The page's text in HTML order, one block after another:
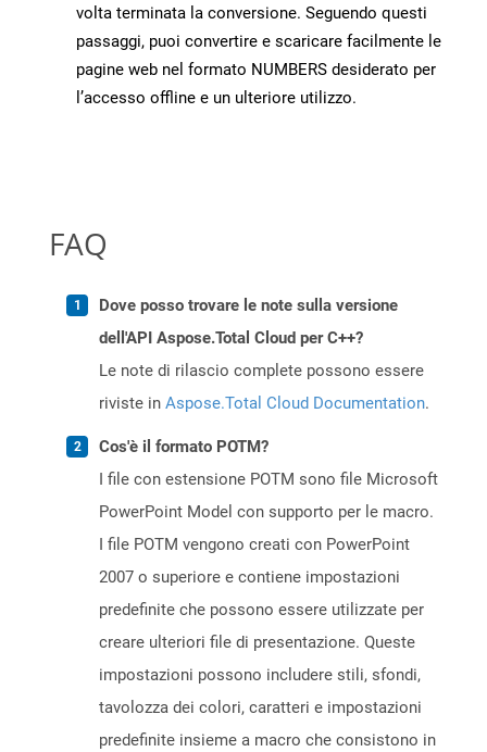
volta terminata la conversione. Seguendo questi
passaggi, puoi convertire e scaricare facilmente le
pagine web nel formato NUMBERS desiderato per
l’accesso offline e un ulteriore utilizzo.
FAQ
Dove posso trovare le note sulla versione
dell'API Aspose.Total Cloud per C++?
Le note di rilascio complete possono essere
riviste in Aspose.Total Cloud Documentation.
Cos'è il formato POTM?
I file con estensione POTM sono file Microsoft
PowerPoint Model con supporto per le macro.
I file POTM vengono creati con PowerPoint
2007 o superiore e contiene impostazioni
predefinite che possono essere utilizzate per
creare ulteriori file di presentazione. Queste
impostazioni possono includere stili, sfondi,
tavolozza dei colori, caratteri e impostazioni
predefinite insieme a macro che consistono in